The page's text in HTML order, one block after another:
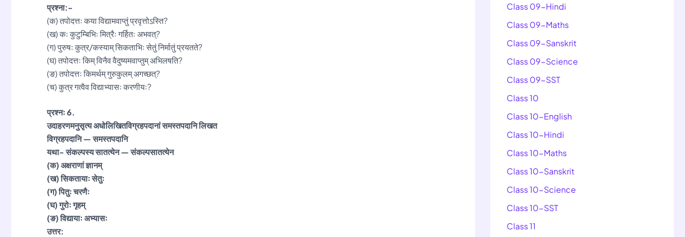
प्रश्ना:-
(क) तपोदत्तः कया विद्यामवाप्तुं प्रवृत्तोऽस्ति?
(ख) कः कुटुम्बिभिः मित्रैः गर्हितः अभवत्?
(ग) पुरुषः कुत्र/कस्याम् सिकताभिः सेतुं निर्मातुं प्रयतते?
(घ) तपोदत्तः किम् विनैव वैदुष्यमवाप्तुम् अभिलषति?
(ङ) तपोदत्तः किमर्थम् गुरुकुलम् अगच्छत्?
(च) कुत्र गत्वैव विद्याभ्यासः करणीयः?
प्रश्नः 6.
उदाहरणमनुसृत्य अधोलिखितविग्रहपदानां समस्तपदानि लिखत
विग्रहपदानि — समस्तपदानि
यथा- संकल्पस्य सातत्येन — संकल्पसातत्येन
(क) अक्षराणां ज्ञानम्
(ख) सिकतायाः सेतुः
(ग) पितुः चरणैः
(घ) गुरोः गृहम्
(ङ) विद्यायाः अभ्यासः
उत्तर:
Class 09-Hindi
Class 09-Maths
Class 09-Sanskrit
Class 09-Science
Class 09-SST
Class 10
Class 10-English
Class 10-Hindi
Class 10-Maths
Class 10-Sanskrit
Class 10-Science
Class 10-SST
Class 11